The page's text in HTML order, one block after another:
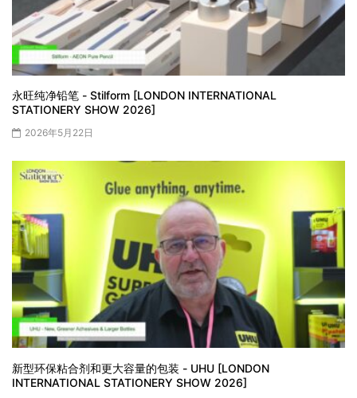
永旺纯净铅笔 - Stilform [LONDON INTERNATIONAL
STATIONERY SHOW 2026]
2026年5月22日
新型环保粘合剂和更大容量的包装 - UHU [LONDON
INTERNATIONAL STATIONERY SHOW 2026]